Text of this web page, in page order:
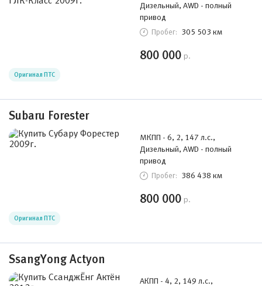
Дизельный, AWD - полный
привод
Пробег: 305 503 км
800 000 р.
Оригинал ПТС
Subaru Forester
МКПП - 6, 2, 147 л.с.,
Дизельный, AWD - полный
привод
Пробег: 386 438 км
800 000 р.
Оригинал ПТС
SsangYong Actyon
АКПП - 4, 2, 149 л.с.,